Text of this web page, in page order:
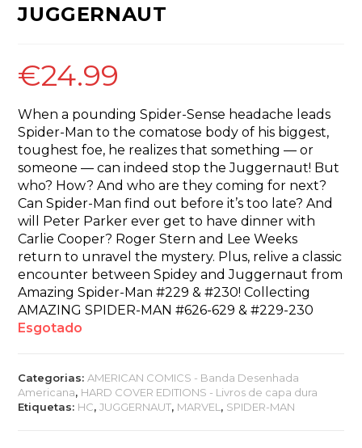
JUGGERNAUT
€24.99
When a pounding Spider-Sense headache leads
Spider-Man to the comatose body of his biggest,
toughest foe, he realizes that something — or
someone — can indeed stop the Juggernaut! But
who? How? And who are they coming for next?
Can Spider-Man find out before it’s too late? And
will Peter Parker ever get to have dinner with
Carlie Cooper? Roger Stern and Lee Weeks
return to unravel the mystery. Plus, relive a classic
encounter between Spidey and Juggernaut from
Amazing Spider-Man #229 & #230! Collecting
AMAZING SPIDER-MAN #626-629 & #229-230
Esgotado
Categorias: AMERICAN COMICS - Banda Desenhada
Americana, HARD COVER EDITIONS - Livros de capa dura
Etiquetas: HC,JUGGERNAUT, MARVEL , SPIDER-MAN